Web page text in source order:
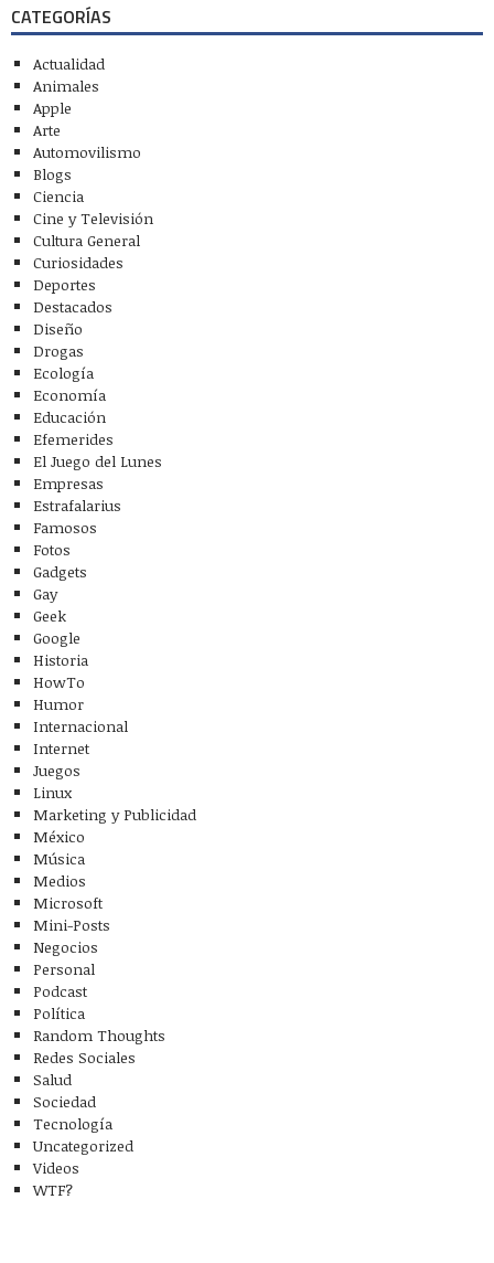
CATEGORÍAS
Actualidad
Animales
Apple
Arte
Automovilismo
Blogs
Ciencia
Cine y Televisión
Cultura General
Curiosidades
Deportes
Destacados
Diseño
Drogas
Ecología
Economía
Educación
Efemerides
El Juego del Lunes
Empresas
Estrafalarius
Famosos
Fotos
Gadgets
Gay
Geek
Google
Historia
HowTo
Humor
Internacional
Internet
Juegos
Linux
Marketing y Publicidad
México
Música
Medios
Microsoft
Mini-Posts
Negocios
Personal
Podcast
Política
Random Thoughts
Redes Sociales
Salud
Sociedad
Tecnología
Uncategorized
Videos
WTF?